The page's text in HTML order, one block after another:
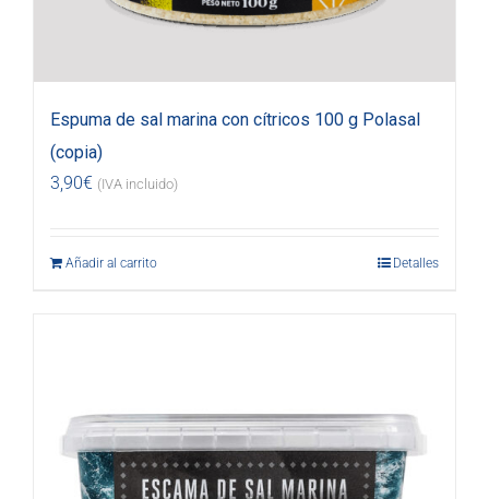
Espuma de sal marina con cítricos 100 g Polasal
(copia)
3,90€ (IVA incluido)
Añadir al carrito Detalles